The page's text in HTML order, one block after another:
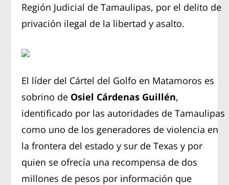
Región Judicial de Tamaulipas, por el delito de
privación ilegal de la libertad y asalto.
El líder del Cártel del Golfo en Matamoros es
sobrino de Osiel Cárdenas Guillén,
identificado por las autoridades de Tamaulipas
como uno de los generadores de violencia en
la frontera del estado y sur de Texas y por
quien se ofrecía una recompensa de dos
millones de pesos por información que